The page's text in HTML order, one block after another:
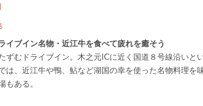
イブイン名物・近江牛を食べて疲れを癒そう
ずむドライブイン。木之元ICに近く国道８号線沿いと
は、近江牛や鴨、鮎など湖国の幸を使った名物料理を
もある。